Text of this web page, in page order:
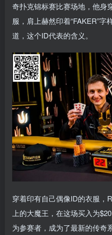
奇扑克锦标赛比赛场地，他身
服，肩上赫然印着“FAKER”
道，这个ID代表的含义。
穿着印有自己偶像ID的衣服，
上的大魔王，在这场买入为
为参赛者，成为了最新的传奇